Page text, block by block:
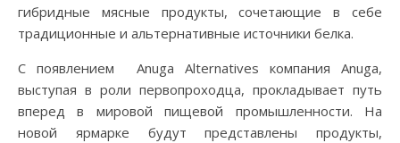
гибридные мясные продукты, сочетающие в себе
традиционные и альтернативные источники белка.
С появлением Anuga Alternatives компания Anuga,
выступая в роли первопроходца, прокладывает путь
вперед в мировой пищевой промышленности. На
новой ярмарке будут представлены продукты,